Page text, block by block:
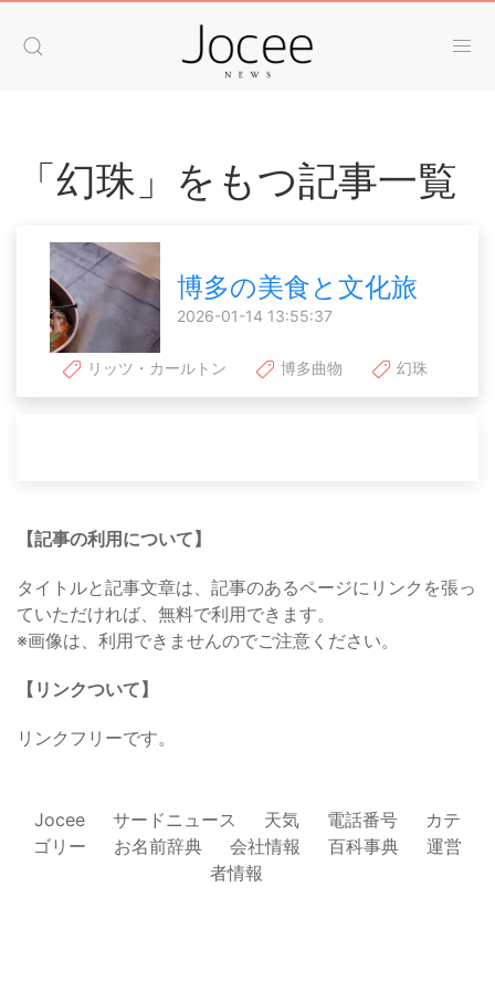
「幻珠」をもつ記事一覧
博多の美食と文化旅
2026-01-14 13:55:37
リッツ・カールトン 博多曲物 幻珠
【記事の利用について】
タイトルと記事文章は、記事のあるページにリンクを張っ
ていただければ、無料で利用できます。
※画像は、利用できませんのでご注意ください。
【リンクついて】
リンクフリーです。
Jocee サードニュース 天気 電話番号
カテ
ゴリー
お名前辞典 会社情報 百科事典
運営
者情報